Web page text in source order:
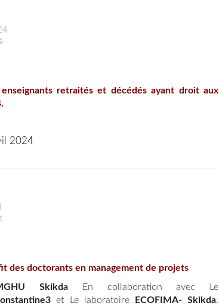
retraités et décédés ayant droit aux
2024
des doctorants en management de projets
Skikda En collaboration avec Le
et Le laboratoire ECOFIMA- Skikda.